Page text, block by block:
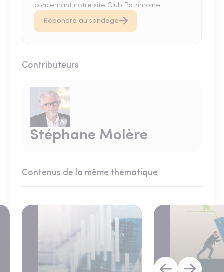
concernant notre site Club Patrimoine.
Répondre au sondage
Contributeurs
Stéphane Molère
Contenus de la même thématique